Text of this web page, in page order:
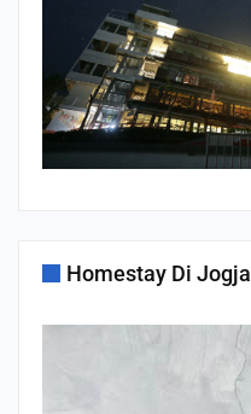
Homestay Di Jogja